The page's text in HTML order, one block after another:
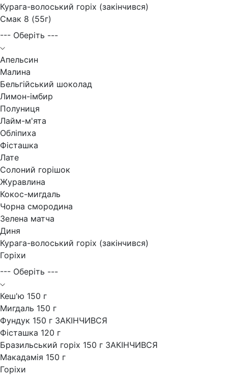
Курага-волоський горіх (закінчився)
Смак 8 (55г)
--- Оберіть ---
Апельсин
Малина
Бельгійський шоколад
Лимон-імбир
Полуниця
Лайм-м'ята
Обліпиха
Фісташка
Лате
Солоний горішок
Журавлина
Кокос-мигдаль
Чорна смородина
Зелена матча
Диня
Курага-волоський горіх (закінчився)
Горіхи
--- Оберіть ---
Кеш'ю 150 г
Мигдаль 150 г
Фундук 150 г ЗАКІНЧИВСЯ
Фісташка 120 г
Бразильський горіх 150 г ЗАКІНЧИВСЯ
Макадамія 150 г
Горіхи